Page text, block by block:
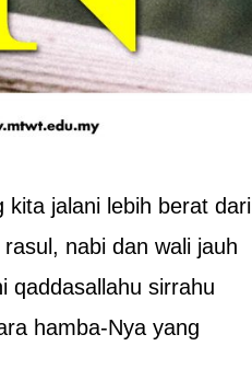
kita jalani lebih berat dari
nabi dan wali jauh
qaddasallahu sirrahu
hamba-Nya yang